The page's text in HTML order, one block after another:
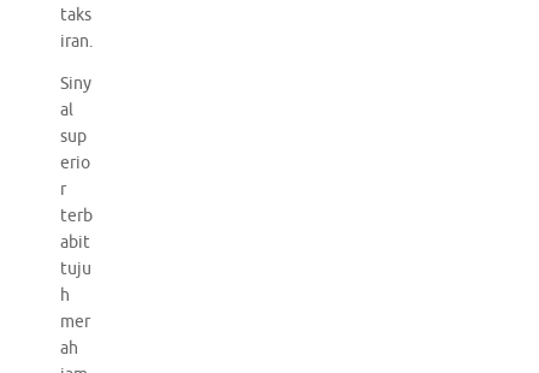
taks
iran.
Siny
al
sup
erio
r
terb
abit
tuju
h
mer
ah